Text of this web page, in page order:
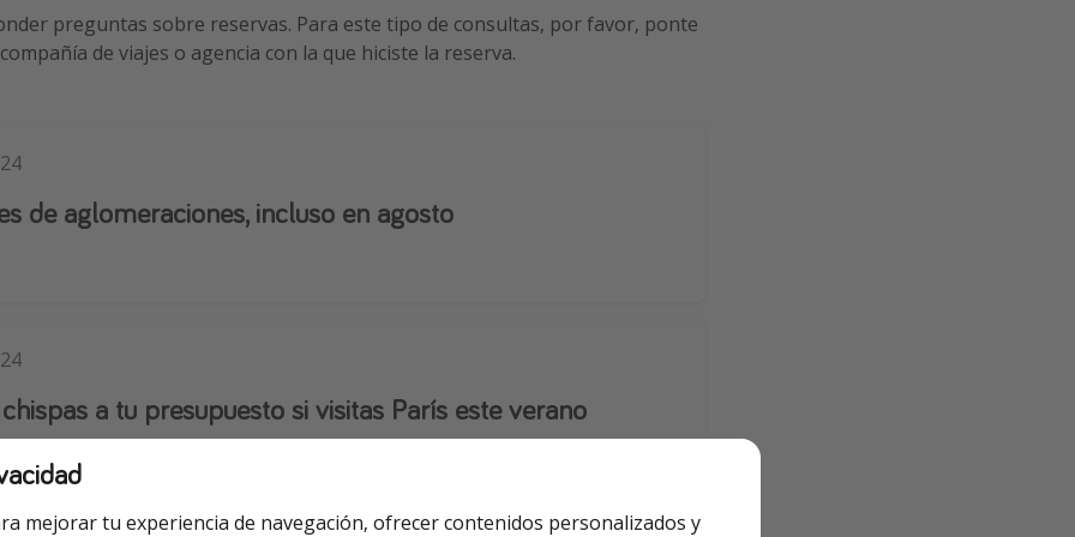
preguntas sobre reservas. Para este tipo de consultas, por favor, ponte
de viajes o agencia con la que hiciste la reserva.
de aglomeraciones, incluso en agosto
a tu presupuesto si visitas París este verano
mejorar tu experiencia de navegación, ofrecer contenidos personalizados y